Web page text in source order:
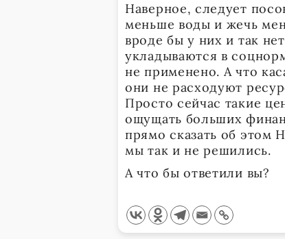
Наверное, следует
меньше воды и жечь
вроде бы у них и так
укладываются в
не применено. А что
они не расходуют
Просто сейчас такие
ощущать больших
прямо сказать об этом
мы так и не решились.
А что бы ответили вы?